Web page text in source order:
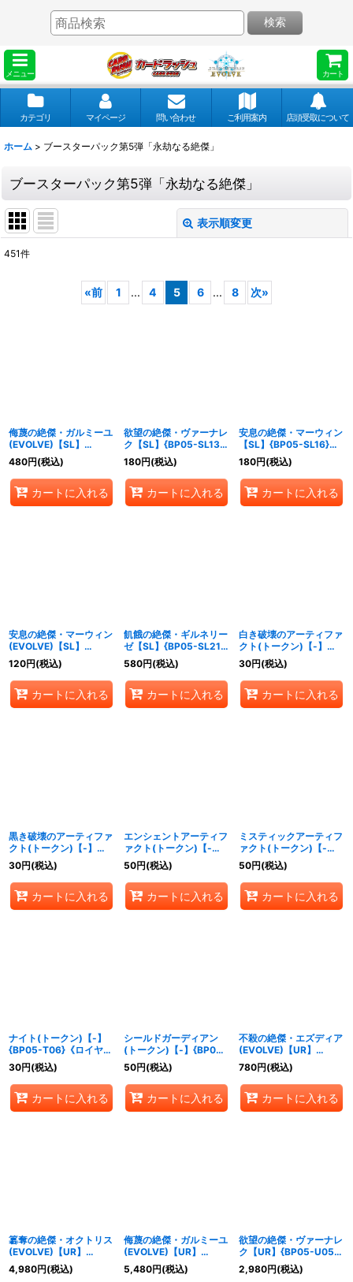
メニュー カート
検索
カテゴリ マイページ 問い合わせ ご利用案内 店頭受取について
ホーム > ブースターパック第5弾「永劫なる絶傑」
ブースターパック第5弾「永劫なる絶傑」
表示順変更
451件
«前 1 ... 4 5 6 ... 8 次»
侮蔑の絶傑・ガルミーユ
(EVOLVE)【SL】
{BP05-SL11}《ドラゴ
ン》
480円(税込)
カートに入れる
欲望の絶傑・ヴァーナレ
ク【SL】{BP05-SL13}
《ナイトメア》
180円(税込)
カートに入れる
安息の絶傑・マーウィン
【SL】{BP05-SL16}
《ビショップ》
180円(税込)
カートに入れる
安息の絶傑・マーウィン
(EVOLVE)【SL】
{BP05-SL17}《ビショ
ップ》
120円(税込)
カートに入れる
飢餓の絶傑・ギルネリー
ゼ【SL】{BP05-SL21}
《ニュートラル》
580円(税込)
カートに入れる
白き破壊のアーティファ
クト(トークン)【-】
{BP05-T01}《ウィッ
チ》
30円(税込)
カートに入れる
黒き破壊のアーティファ
クト(トークン)【-】
{BP05-T02}《ウィッ
チ》
30円(税込)
カートに入れる
エンシェントアーティフ
ァクト(トークン)【-】
{BP05-T04}《ニュート
ラル》
50円(税込)
カートに入れる
ミスティックアーティフ
ァクト(トークン)【-】
{BP05-T05}《ニュート
ラル》
50円(税込)
カートに入れる
ナイト(トークン)【-】
{BP05-T06}《ロイヤ
ル》
30円(税込)
カートに入れる
シールドガーディアン
(トークン)【-】{BP05-
T07}《ロイヤル》
50円(税込)
カートに入れる
不殺の絶傑・エズディア
(EVOLVE)【UR】
{BP05-U01}《エルフ》
780円(税込)
カートに入れる
簒奪の絶傑・オクトリス
(EVOLVE)【UR】
{BP05-U02}《ロイヤ
ル》
4,980円(税込)
侮蔑の絶傑・ガルミーユ
(EVOLVE)【UR】
{BP05-U04}《ドラゴ
ン》
5,480円(税込)
欲望の絶傑・ヴァーナレ
ク【UR】{BP05-U05}
《ナイトメア》
2,980円(税込)